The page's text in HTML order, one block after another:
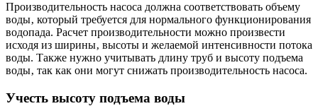
Производительность насоса должна соответствовать объему
воды‚ который требуется для нормального функционирования
водопада. Расчет производительности можно произвести
исходя из ширины‚ высоты и желаемой интенсивности потока
воды. Также нужно учитывать длину труб и высоту подъема
воды‚ так как они могут снижать производительность насоса.
Учесть высоту подъема воды